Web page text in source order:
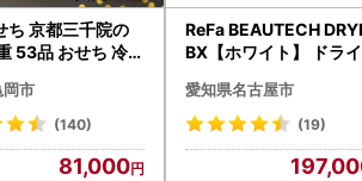
ち 京都三千院の
53品 おせち 冷蔵
岡市
(140)
81,000
ReFa BEAUTECH
BX【ホワイト】 ドラ
ファ
愛知県名古屋市
(19)